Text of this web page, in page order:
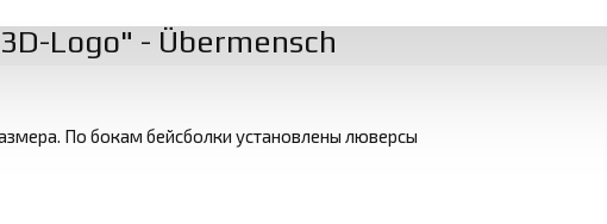
Logo" - Übermensch
По бокам бейсболки установлены люверсы